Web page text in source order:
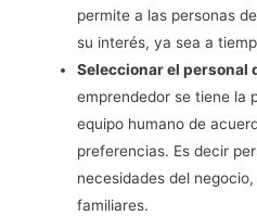
permite a las personas
su interés, ya sea a
Seleccionar el personal
emprendedor se tiene la
equipo humano de
preferencias. Es decir
necesidades del
familiares.